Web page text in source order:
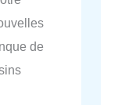
de